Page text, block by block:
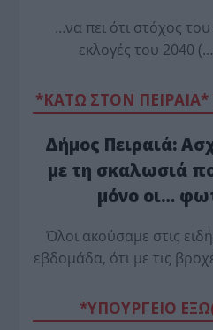
…να πει ότι στόχος του
εκλογές του 2040
*ΚΑΤΩ ΣΤΟΝ
Δήμος Πειραιά:
με τη σκαλωσιά
μόνο οι…
Όλοι ακούσαμε στις
εβδομάδα, ότι με τις
*ΥΠΟΥΡΓΕΙΟ